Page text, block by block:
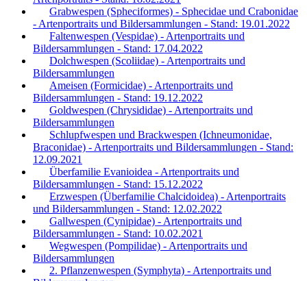
Grabwespen (Spheciformes) - Sphecidae und Crabonidae
- Artenportraits und Bildersammlungen - Stand: 19.01.2022
Faltenwespen (Vespidae) - Artenportraits und
Bildersammlungen - Stand: 17.04.2022
Dolchwespen (Scoliidae) - Artenportraits und
Bildersammlungen
Ameisen (Formicidae) - Artenportraits und
Bildersammlungen - Stand: 19.12.2022
Goldwespen (Chrysididae) - Artenportraits und
Bildersammlungen
Schlupfwespen und Brackwespen (Ichneumonidae,
Braconidae) - Artenportraits und Bildersammlungen - Stand:
12.09.2021
Überfamilie Evanioidea - Artenportraits und
Bildersammlungen - Stand: 15.12.2022
Erzwespen (Überfamilie Chalcidoidea) - Artenportraits
und Bildersammlungen - Stand: 12.02.2022
Gallwespen (Cynipidae) - Artenportraits und
Bildersammlungen - Stand: 10.02.2021
Wegwespen (Pompilidae) - Artenportraits und
Bildersammlungen
2. Pflanzenwespen (Symphyta) - Artenportraits und